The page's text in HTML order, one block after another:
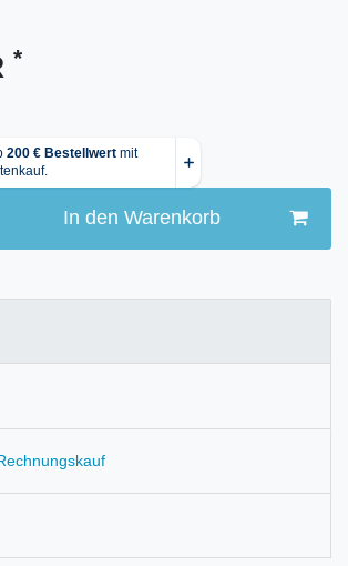
*
In den Warenkorb